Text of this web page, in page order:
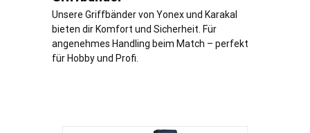
Unsere Griffbänder von Yonex und Karakal
bieten dir Komfort und Sicherheit. Für
angenehmes Handling beim Match – perfekt
für Hobby und Profi.